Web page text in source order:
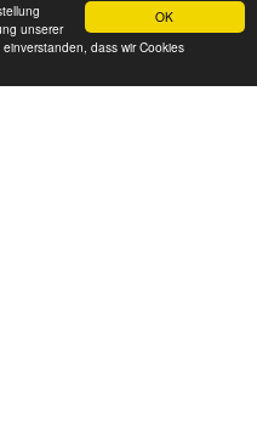
OK
unserer
dass wir Cookies